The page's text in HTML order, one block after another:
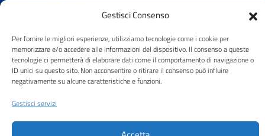
Gestisci Consenso
Per fornire le migliori esperienze, utilizziamo tecnologie come i cookie per
memorizzare e/o accedere alle informazioni del dispositivo. Il consenso a queste
tecnologie ci permetterà di elaborare dati come il comportamento di navigazione o
ID unici su questo sito. Non acconsentire o ritirare il consenso può influire
negativamente su alcune caratteristiche e funzioni.
Gestisci servizi
SEGUICI SU
Facebook
Attuazione Misure PNRR
Piano di miglioramento del sito